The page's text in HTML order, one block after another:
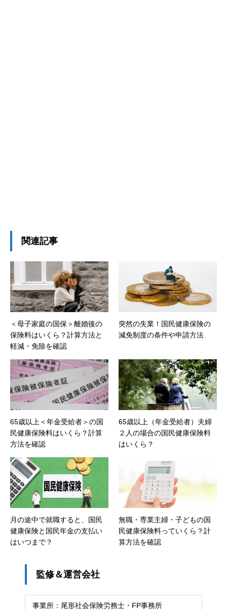
関連記事
＜母子家庭の国保＞離婚後の
保険料はいくら？計算方法と
軽減・免除を確認
突然の失業！国民健康保険の
減免制度の条件や申請方法
65歳以上＜年金受給者＞の国
民健康保険料はいくら？計算
方法を確認
65歳以上（年金受給者）夫婦
２人の場合の国民健康保険料
はいくら？
月の途中で就職すると、国民
健康保険と国民年金の支払い
はいつまで？
無職・専業主婦・子どもの国
民健康保険料っていくら？計
算方法を確認
監修＆運営会社
事業所：尾形社会保険労務士・FP事務所